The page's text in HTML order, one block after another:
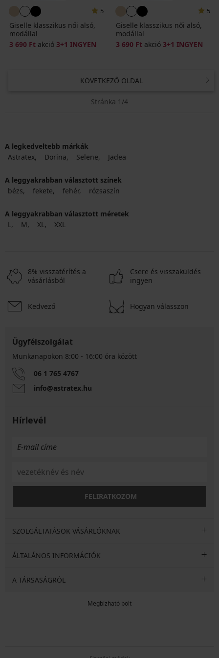
5
Giselle klasszikus női alsó,
modállal
3 690 Ft akció 3+1 INGYEN
5
Giselle klasszikus női alsó,
modállal
3 690 Ft akció 3+1 INGYEN
KÖVETKEZŐ OLDAL
Stránka 1/4
A legkedveltebb márkák
Astratex
Dorina Selene Jadea
A leggyakrabban választott színek
bézs
fekete fehér rózsaszín
A leggyakrabban választott méretek
L
M XL XXL
8% visszatérítés a
vásárlásból
Csere és visszaküldés
ingyen
Kedvező Hogyan válasszon
Ügyfélszolgálat
Munkanapokon 8:00 - 16:00 óra között
06 1 765 4767
info@astratex.hu
Hírlevél
FELIRATKOZOM
SZOLGÁLTATÁSOK VÁSÁRLÓKNAK
ÁLTALÁNOS INFORMÁCIÓK
A TÁRSASÁGRÓL
Megbízható bolt